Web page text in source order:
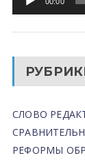
СЛОВО
РЕФОРМЫ